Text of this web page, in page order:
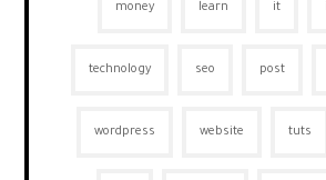
it
learn
money
post
seo
technology
tuts
website
wordpress